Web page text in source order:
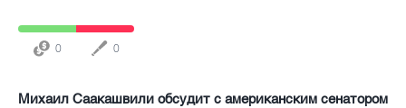
0 0
Михаил Саакашвили обсудит с американским сенатором